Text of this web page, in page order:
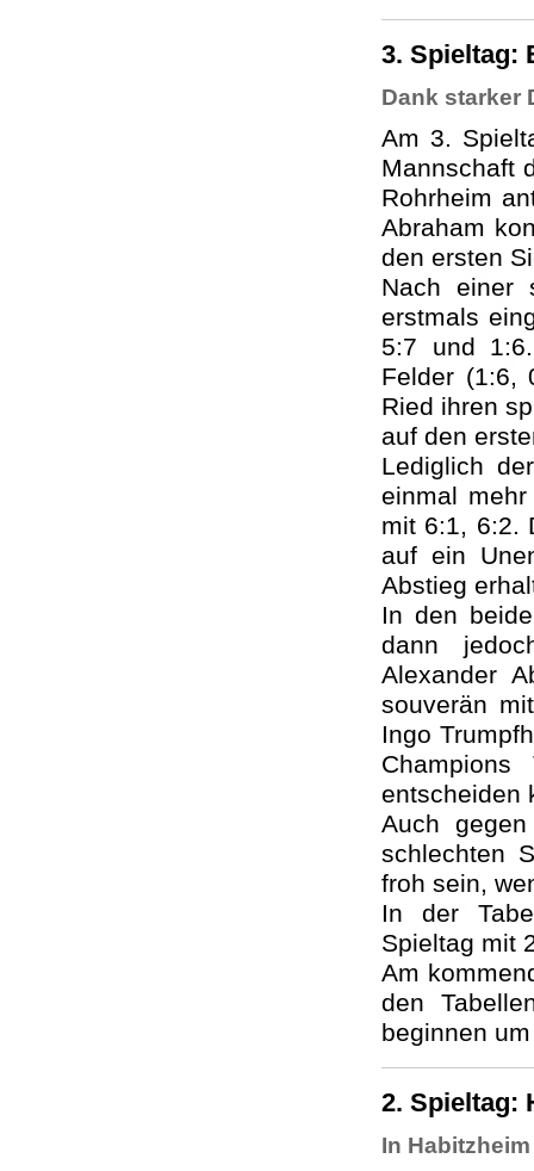
3. Spieltag:
Dank starker
Am 3.
Mannschaft
Rohrheim
Abraham
den ersten
Nach einer
erstmals
5:7 und
Felder (1:6,
Ried ihren
auf den
Lediglich
einmal
mit 6:1, 6:2.
auf ein
Abstieg
In den
dann
Alexander
souverän
Ingo
entscheiden
Auch
schlechten
froh sein,
In der
Spieltag mit
Am
den
beginnen
2. Spieltag:
In